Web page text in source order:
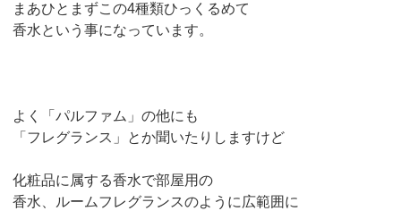
まあひとまずこの4種類ひっくるめて
香水という事になっています。
よく「パルファム」の他にも
「フレグランス」とか聞いたりしますけど
化粧品に属する香水で部屋用の
香水、ルームフレグランスのように広範囲に